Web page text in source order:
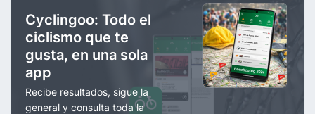
Cyclingoo: Todo el
ciclismo que te
gusta, en una sola
app
Recibe resultados, sigue la
general y consulta toda la